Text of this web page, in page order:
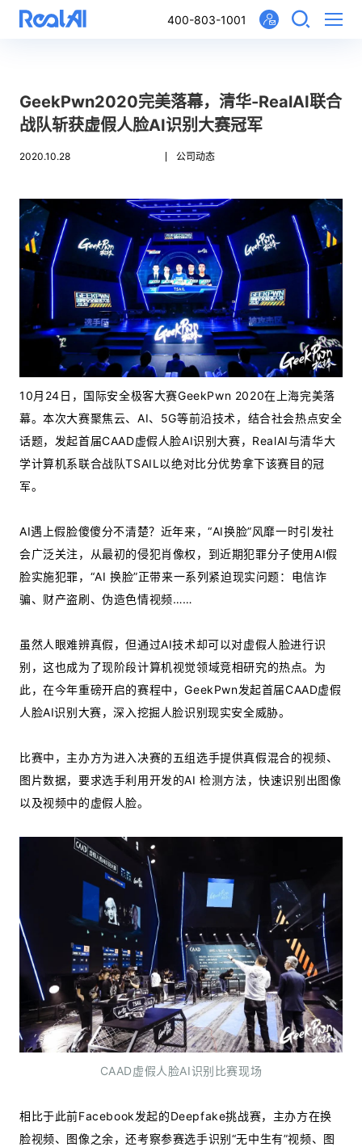
400-803-1001
GeekPwn2020完美落幕，清华-RealAI联合
战队斩获虚假人脸AI识别大赛冠军
2020.10.28 公司动态
10月24日，国际安全极客大赛GeekPwn 2020在上海完美落
幕。本次大赛聚焦云、AI、5G等前沿技术，结合社会热点安全
话题，发起首届CAAD虚假人脸AI识别大赛，RealAI与清华大
学计算机系联合战队TSAIL以绝对比分优势拿下该赛目的冠
军。
AI遇上假脸傻傻分不清楚？近年来，“AI换脸”风靡一时引发社
会广泛关注，从最初的侵犯肖像权，到近期犯罪分子使用AI假
脸实施犯罪，“AI 换脸”正带来一系列紧迫现实问题：电信诈
骗、财产盗刷、伪造色情视频……
虽然人眼难辨真假，但通过AI技术却可以对虚假人脸进行识
别，这也成为了现阶段计算机视觉领域竞相研究的热点。为
此，在今年重磅开启的赛程中，GeekPwn发起首届CAAD虚假
人脸AI识别大赛，深入挖掘人脸识别现实安全威胁。
比赛中，主办方为进入决赛的五组选手提供真假混合的视频、
图片数据，要求选手利用开发的AI 检测方法，快速识别出图像
以及视频中的虚假人脸。
CAAD虚假人脸AI识别比赛现场
相比于此前Facebook发起的Deepfake挑战赛，主办方在换
脸视频、图像之余，还考察参赛选手识别“无中生有”视频、图